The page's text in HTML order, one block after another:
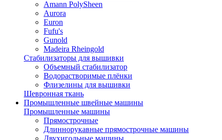
Amann PolySheen
Aurora
Euron
Fufu's
Gunold
Madeira Rheingold
Стабилизаторы для вышивки
Объемный стабилизатор
Водорастворимые плёнки
Флизелины для вышивки
Шевронная ткань
Промышленные швейные машины
Промышленные машины
Прямострочные
Длиннорукавные прямострочные машины
Двухигольные машины